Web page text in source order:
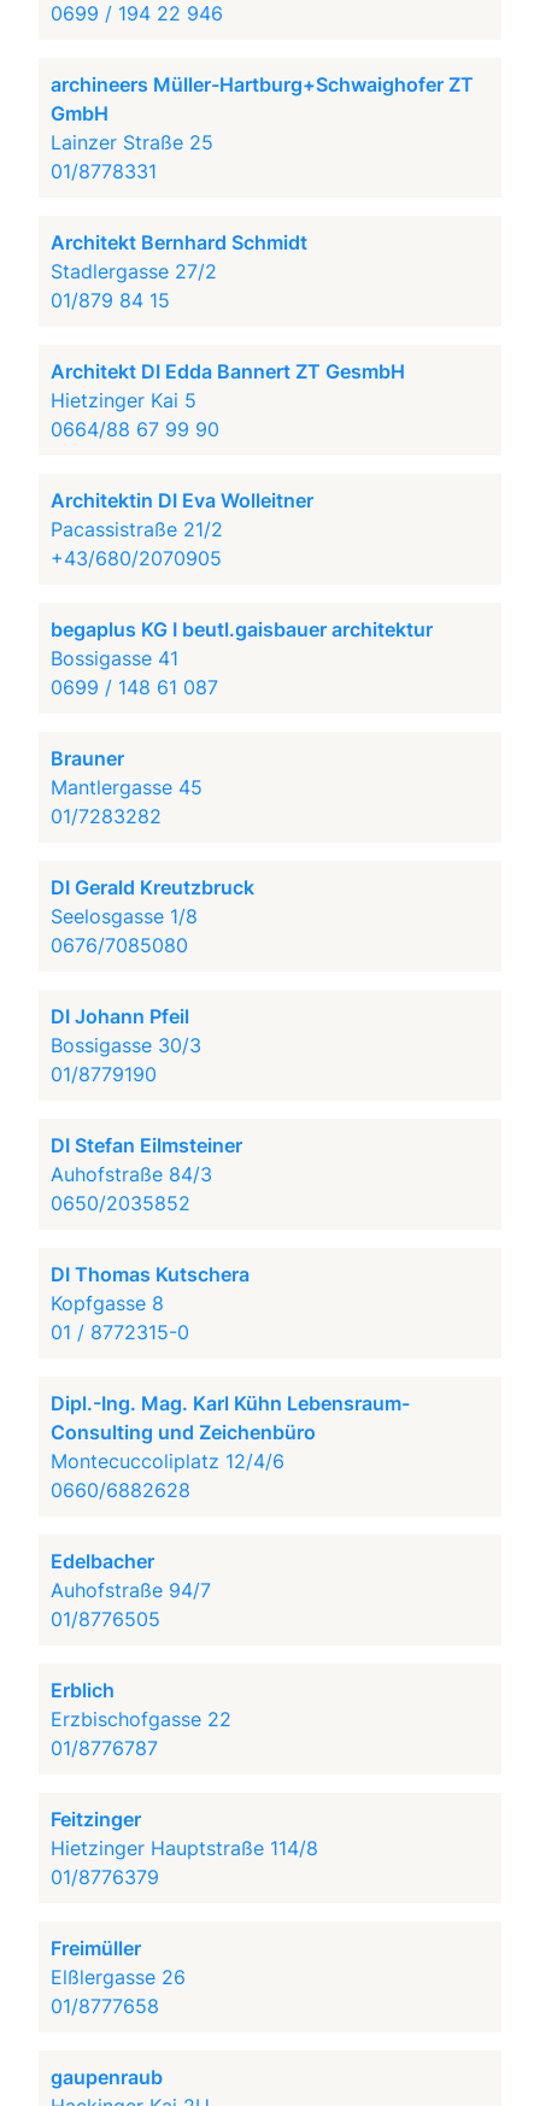
0699 / 194 22 946
archineers Müller-Hartburg+Schwaighofer ZT
GmbH
Lainzer Straße 25
01/8778331
Architekt Bernhard Schmidt
Stadlergasse 27/2
01/879 84 15
Architekt DI Edda Bannert ZT GesmbH
Hietzinger Kai 5
0664/88 67 99 90
Architektin DI Eva Wolleitner
Pacassistraße 21/2
+43/680/2070905
begaplus KG I beutl.gaisbauer architektur
Bossigasse 41
0699 / 148 61 087
Brauner
Mantlergasse 45
01/7283282
DI Gerald Kreutzbruck
Seelosgasse 1/8
0676/7085080
DI Johann Pfeil
Bossigasse 30/3
01/8779190
DI Stefan Eilmsteiner
Auhofstraße 84/3
0650/2035852
DI Thomas Kutschera
Kopfgasse 8
01 / 8772315-0
Dipl.-Ing. Mag. Karl Kühn Lebensraum-
Consulting und Zeichenbüro
Montecuccoliplatz 12/4/6
0660/6882628
Edelbacher
Auhofstraße 94/7
01/8776505
Erblich
Erzbischofgasse 22
01/8776787
Feitzinger
Hietzinger Hauptstraße 114/8
01/8776379
Freimüller
Elßlergasse 26
01/8777658
gaupenraub